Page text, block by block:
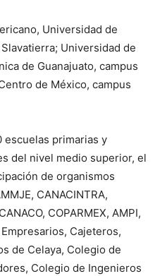
Universidad de
Universidad de
de Guanajuato, campus
de México, campus
escuelas primarias y
del nivel medio superior, el
de organismos
CANACINTRA,
COPARMEX, AMPI,
Cajeteros,
de Celaya, Colegio de
Colegio de Ingenieros